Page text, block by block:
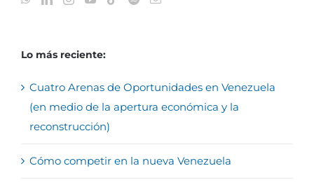
Lo más reciente:
Cuatro Arenas de Oportunidades en Venezuela
(en medio de la apertura económica y la
reconstrucción)
Cómo competir en la nueva Venezuela